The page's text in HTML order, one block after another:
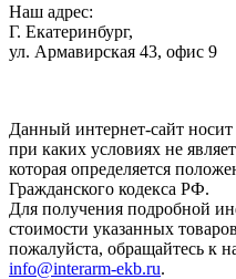
Наш адрес:
Г. Екатеринбург,
ул. Армавирская 43, офис 9
Данный интернет-сайт
при каких условиях не
которая определяется
Гражданского кодекса РФ.
Для получения подробной
стоимости указанных
пожалуйста, обращайтесь к
info@interarm-ekb.ru.